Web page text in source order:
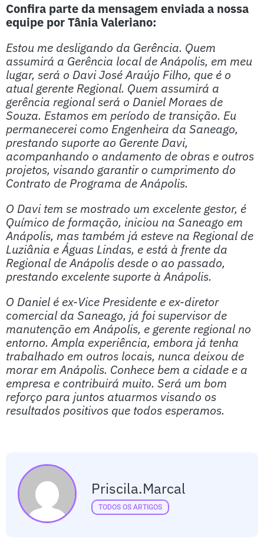
Confira parte da mensagem enviada a nossa
equipe por Tânia Valeriano:
Estou me desligando da Gerência. Quem
assumirá a Gerência local de Anápolis, em meu
lugar, será o Davi José Araújo Filho, que é o
atual gerente Regional. Quem assumirá a
gerência regional será o Daniel Moraes de
Souza. Estamos em período de transição. Eu
permanecerei como Engenheira da Saneago,
prestando suporte ao Gerente Davi,
acompanhando o andamento de obras e outros
projetos, visando garantir o cumprimento do
Contrato de Programa de Anápolis.
O Davi tem se mostrado um excelente gestor, é
Químico de formação, iniciou na Saneago em
Anápolis, mas também já esteve na Regional de
Luziânia e Águas Lindas, e está à frente da
Regional de Anápolis desde o ao passado,
prestando excelente suporte à Anápolis.
O Daniel é ex-Vice Presidente e ex-diretor
comercial da Saneago, já foi supervisor de
manutenção em Anápolis, e gerente regional no
entorno. Ampla experiência, embora já tenha
trabalhado em outros locais, nunca deixou de
morar em Anápolis. Conhece bem a cidade e a
empresa e contribuirá muito. Será um bom
reforço para juntos atuarmos visando os
resultados positivos que todos esperamos.
Priscila.marcal
TODOS OS ARTIGOS